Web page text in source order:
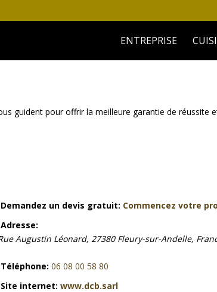
ENTREPRISE
guident pour offrir la meilleure garantie de
Demandez un devis gratuit: Commencez votre
Adresse:
Augustin Léonard, 27380 Fleury-sur-Andelle,
Téléphone: 06 08 00 58 80
Site internet: www.dcb.sarl